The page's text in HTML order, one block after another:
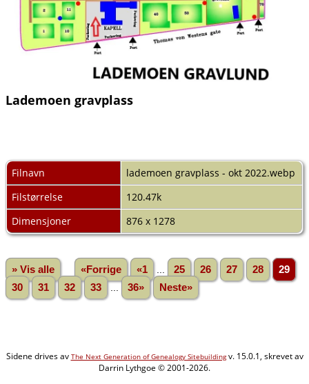
Lademoen gravplass
Filnavn
lademoen gravplass - okt 2022.webp
Filstørrelse
120.47k
Dimensjoner
876 x 1278
» Vis alle «Forrige «1 25 26 27 28
29
30
31 32 33 36» Neste»
Sidene drives av The Next Generation of Genealogy Sitebuildingv. 15.0.1, skrevet av
Darrin Lythgoe © 2001-2026.